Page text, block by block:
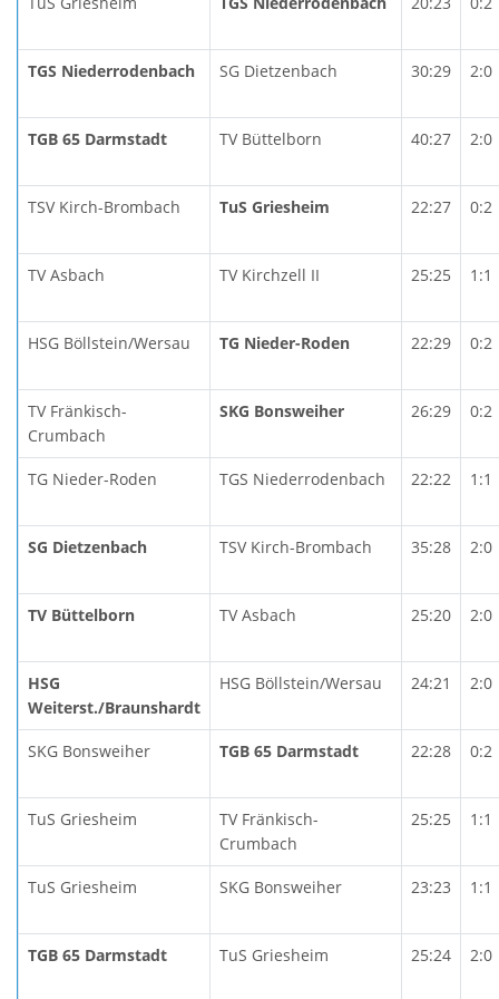
TGS Niederrodenbach SG Dietzenbach 30:29 2:0
TGB 65 Darmstadt TV Büttelborn 40:27 2:0
TSV Kirch-Brombach TuS Griesheim 22:27 0:2
TV Asbach TV Kirchzell II 25:25 1:1
HSG Böllstein/Wersau TG Nieder-Roden 22:29 0:2
TV Fränkisch-
Crumbach
SKG Bonsweiher 26:29 0:2
TG Nieder-Roden TGS Niederrodenbach 22:22 1:1
SG Dietzenbach TSV Kirch-Brombach 35:28 2:0
TV Büttelborn TV Asbach 25:20 2:0
HSG
Weiterst./Braunshardt
HSG Böllstein/Wersau 24:21 2:0
SKG Bonsweiher TGB 65 Darmstadt 22:28 0:2
TuS Griesheim
TV Fränkisch-
Crumbach
25:25 1:1
TuS Griesheim SKG Bonsweiher 23:23 1:1
TGB 65 Darmstadt TuS Griesheim 25:24 2:0